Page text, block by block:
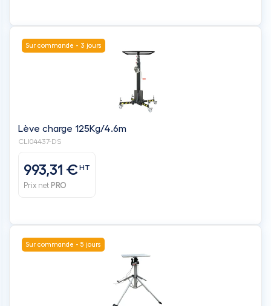
Sur commande - 3 jours
Lève charge 125Kg/4.6m
CLI04437-DS
993,31 €HT
Prix net PRO
Sur commande - 5 jours